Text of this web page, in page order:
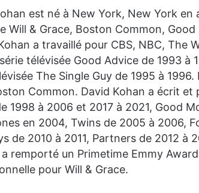
est né à New York, New York en
Will & Grace, Boston Common,
a travaillé pour CBS, NBC, The
télévisée Good Advice de 1993 à
The Single Guy de 1995 à 1996.
Common. David Kohan a écrit et
1998 à 2006 et 2017 à 2021, Good
en 2004, Twins de 2005 à 2006,
de 2010 à 2011, Partners de 2012 à
remporté un Primetime Emmy
pour Will & Grace.